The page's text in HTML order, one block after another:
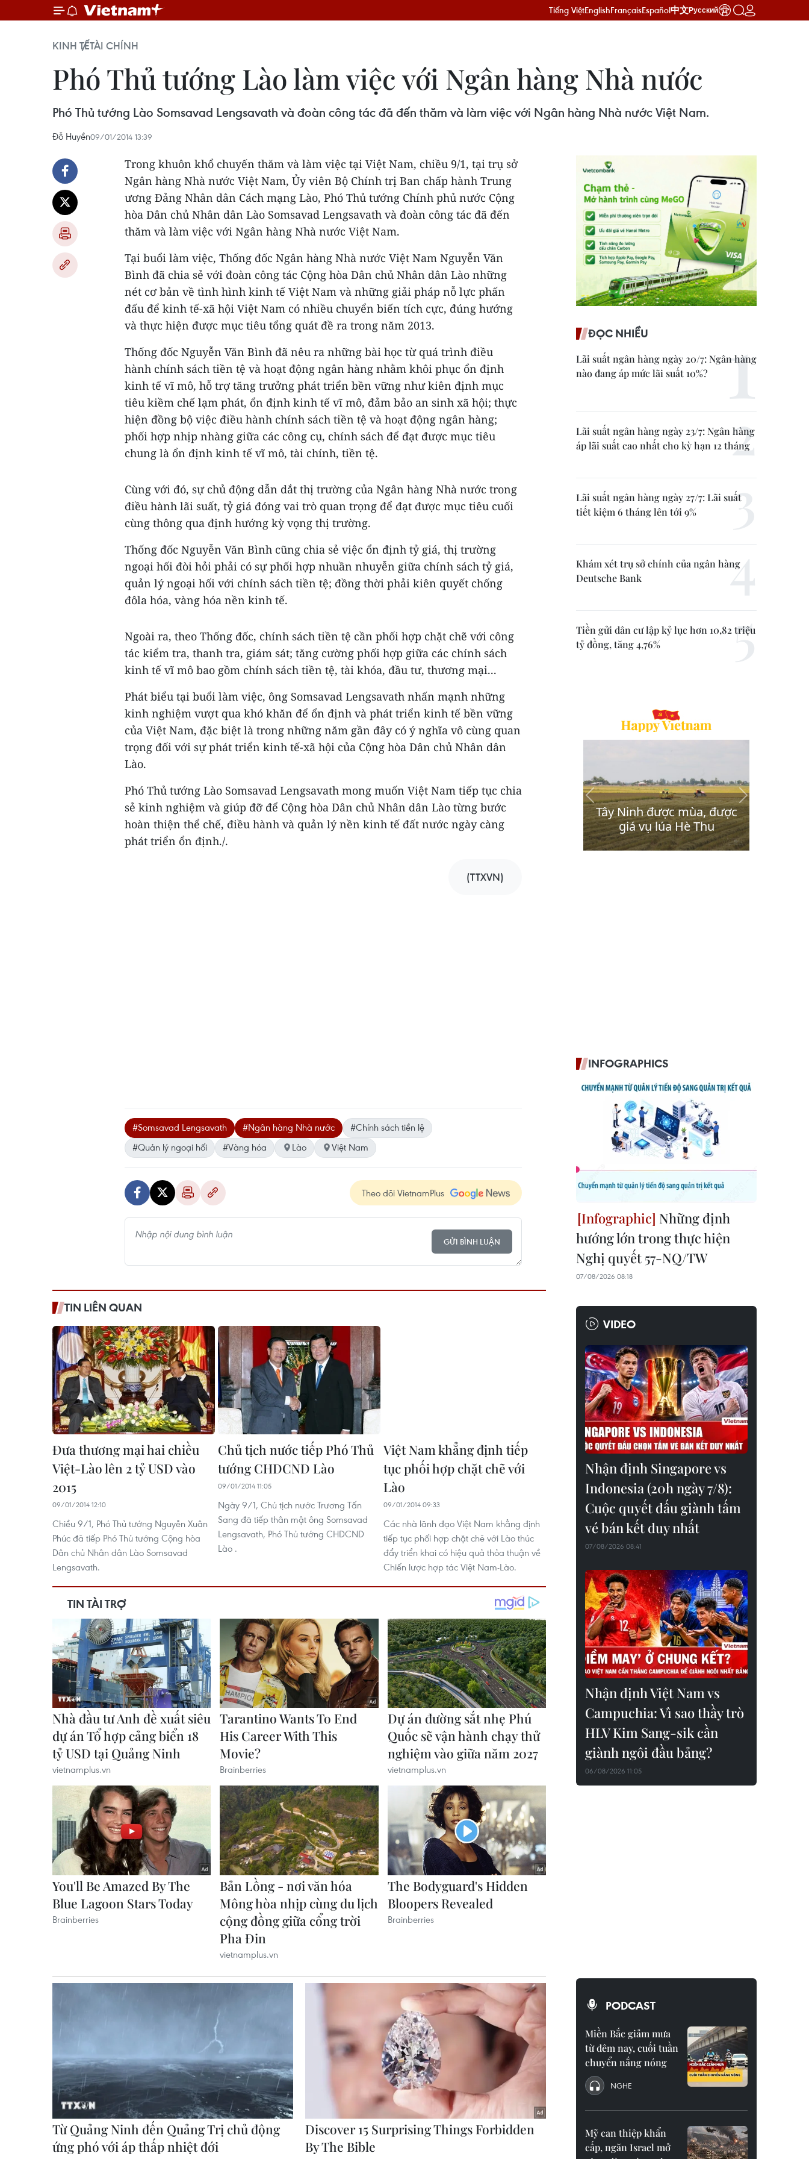
Tiếng ViệtEnglishFrançaisEspañol中文Русский
KINH TẾTÀI CHÍNH
Phó Thủ tướng Lào làm việc với Ngân hàng Nhà nước
Phó Thủ tướng Lào Somsavad Lengsavath và đoàn công tác đã đến thăm và làm việc với Ngân hàng Nhà nước Việt Nam.
Đỗ Huyền09/01/2014 13:39
Trong khuôn khổ chuyến thăm và làm việc tại Việt Nam, chiều 9/1, tại trụ sở
Ngân hàng Nhà nước Việt Nam, Ủy viên Bộ Chính trị Ban chấp hành Trung
ương Đảng Nhân dân Cách mạng Lào, Phó Thủ tướng Chính phủ nước Cộng
hòa Dân chủ Nhân dân Lào Somsavad Lengsavath và đoàn công tác đã đến
thăm và làm việc với Ngân hàng Nhà nước Việt Nam.
Tại buổi làm việc, Thống đốc Ngân hàng Nhà nước Việt Nam Nguyễn Văn
Bình đã chia sẻ với đoàn công tác Cộng hòa Dân chủ Nhân dân Lào những
nét cơ bản về tình hình kinh tế Việt Nam và những giải pháp nỗ lực phấn
đấu để kinh tế-xã hội Việt Nam có nhiều chuyển biến tích cực, đúng hướng
và thực hiện được mục tiêu tổng quát đề ra trong năm 2013.
Thống đốc Nguyễn Văn Bình đã nêu ra những bài học từ quá trình điều
hành chính sách tiền tệ và hoạt động ngân hàng nhằm khôi phục ổn định
kinh tế vĩ mô, hỗ trợ tăng trưởng phát triển bền vững như kiên định mục
tiêu kiềm chế lạm phát, ổn định kinh tế vĩ mô, đảm bảo an sinh xã hội; thực
hiện đồng bộ việc điều hành chính sách tiền tệ và hoạt động ngân hàng;
phối hợp nhịp nhàng giữa các công cụ, chính sách để đạt được mục tiêu
chung là ổn định kinh tế vĩ mô, tài chính, tiền tệ.
Cùng với đó, sự chủ động dẫn dắt thị trường của Ngân hàng Nhà nước trong
điều hành lãi suất, tỷ giá đóng vai trò quan trọng để đạt được mục tiêu cuối
cùng thông qua định hướng kỳ vọng thị trường.
Thống đốc Nguyễn Văn Bình cũng chia sẻ việc ổn định tỷ giá, thị trường
ngoại hối đòi hỏi phải có sự phối hợp nhuần nhuyễn giữa chính sách tỷ giá,
quản lý ngoại hối với chính sách tiền tệ; đồng thời phải kiên quyết chống
đôla hóa, vàng hóa nền kinh tế.
Ngoài ra, theo Thống đốc, chính sách tiền tệ cần phối hợp chặt chẽ với công
tác kiểm tra, thanh tra, giám sát; tăng cường phối hợp giữa các chính sách
kinh tế vĩ mô bao gồm chính sách tiền tệ, tài khóa, đầu tư, thương mại...
Phát biểu tại buổi làm việc, ông Somsavad Lengsavath nhấn mạnh những
kinh nghiệm vượt qua khó khăn để ổn định và phát triển kinh tế bền vững
của Việt Nam, đặc biệt là trong những năm gần đây có ý nghĩa vô cùng quan
trọng đối với sự phát triển kinh tế-xã hội của Cộng hòa Dân chủ Nhân dân
Lào.
Phó Thủ tướng Lào Somsavad Lengsavath mong muốn Việt Nam tiếp tục chia
sẻ kinh nghiệm và giúp đỡ để Cộng hòa Dân chủ Nhân dân Lào từng bước
hoàn thiện thể chế, điều hành và quản lý nền kinh tế đất nước ngày càng
phát triển ổn định./.
(TTXVN)
#Somsavad Lengsavath #Ngân hàng Nhà nước
#Chính sách tiền lệ
#Quản lý ngoại hối
#Vàng hóa Lào Việt Nam
Theo dõi VietnamPlus
GỬI BÌNH LUẬN
TIN LIÊN QUAN
Đưa thương mại hai chiều
Việt-Lào lên 2 tỷ USD vào
2015
09/01/2014 12:10
Chiều 9/1, Phó Thủ tướng Nguyễn Xuân
Phúc đã tiếp Phó Thủ tướng Cộng hòa
Dân chủ Nhân dân Lào Somsavad
Lengsavath.
Chủ tịch nước tiếp Phó Thủ
tướng CHDCND Lào
09/01/2014 11:05
Ngày 9/1, Chủ tịch nước Trương Tấn
Sang đã tiếp thân mật ông Somsavad
Lengsavath, Phó Thủ tướng CHDCND
Lào .
Việt Nam khẳng định tiếp
tục phối hợp chặt chẽ với
Lào
09/01/2014 09:33
Các nhà lãnh đạo Việt Nam khẳng định
tiếp tục phối hợp chặt chẽ với Lào thúc
đẩy triển khai có hiệu quả thỏa thuận về
Chiến lược hợp tác Việt Nam-Lào.
ĐỌC NHIỀU
Lãi suất ngân hàng ngày 20/7: Ngân hàng
nào đang áp mức lãi suất 10%?
Lãi suất ngân hàng ngày 23/7: Ngân hàng
áp lãi suất cao nhất cho kỳ hạn 12 tháng
Lãi suất ngân hàng ngày 27/7: Lãi suất
tiết kiệm 6 tháng lên tới 9%
Khám xét trụ sở chính của ngân hàng
Deutsche Bank
Tiền gửi dân cư lập kỷ lục hơn 10,82 triệu
tỷ đồng, tăng 4,76%
INFOGRAPHICS
Những định
hướng lớn trong thực hiện
Nghị quyết 57-NQ/TW
07/08/2026 08:18
VIDEO
Nhận định Singapore vs
Indonesia (20h ngày 7/8):
Cuộc quyết đấu giành tấm
vé bán kết duy nhất
07/08/2026 08:41
Nhận định Việt Nam vs
Campuchia: Vì sao thầy trò
HLV Kim Sang-sik cần
giành ngôi đầu bảng?
06/08/2026 11:05
PODCAST
Miền Bắc giảm mưa
từ đêm nay, cuối tuần
chuyển nắng nóng
NGHE
Mỹ can thiệp khẩn
cấp, ngăn Israel mở